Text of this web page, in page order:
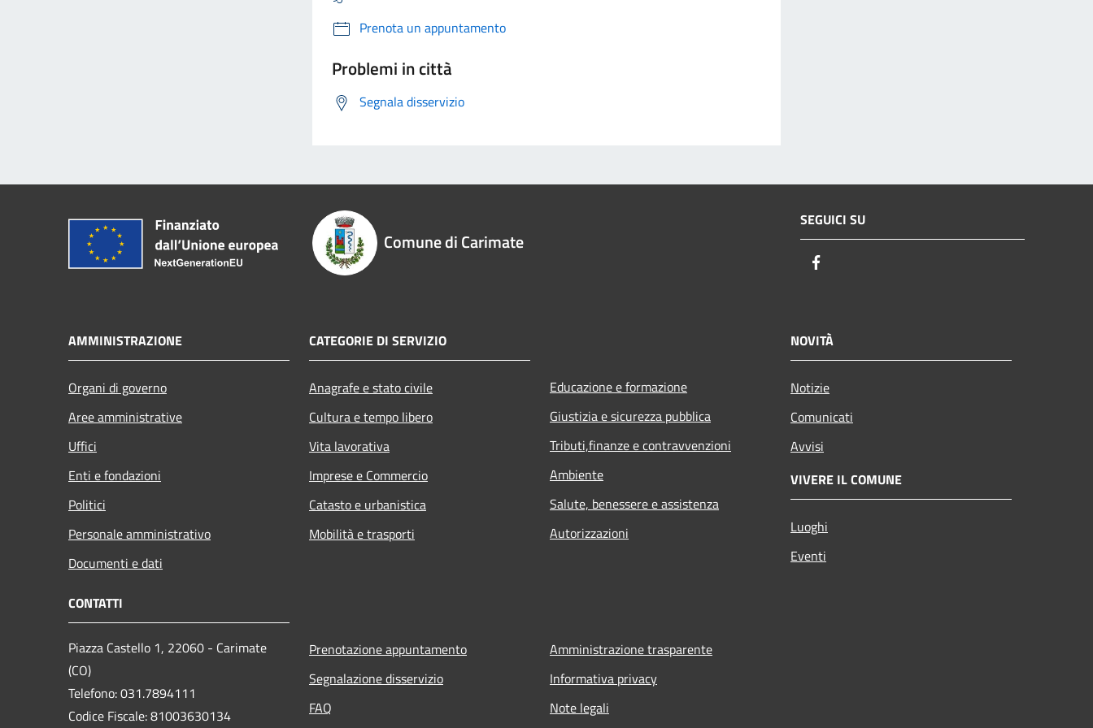
Prenota un appuntamento
Problemi in città
Segnala disservizio
Comune di Carimate
SEGUICI SU
AMMINISTRAZIONE
Organi di governo
Aree amministrative
Uffici
Enti e fondazioni
Politici
Personale amministrativo
Documenti e dati
CATEGORIE DI SERVIZIO
Anagrafe e stato civile
Cultura e tempo libero
Vita lavorativa
Imprese e Commercio
Catasto e urbanistica
Mobilità e trasporti
Educazione e formazione
Giustizia e sicurezza pubblica
Tributi,finanze e contravvenzioni
Ambiente
Salute, benessere e assistenza
Autorizzazioni
NOVITÀ
Notizie
Comunicati
Avvisi
VIVERE IL COMUNE
Luoghi
Eventi
CONTATTI
Piazza Castello 1, 22060 - Carimate
(CO)
Telefono: 031.7894111
Codice Fiscale: 81003630134
Prenotazione appuntamento
Segnalazione disservizio
FAQ
Amministrazione trasparente
Informativa privacy
Note legali